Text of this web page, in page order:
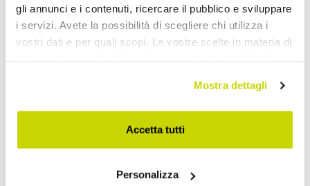
gli annunci e i contenuti, ricercare il pubblico e sviluppare
i servizi. Avete la possibilità di scegliere chi utilizza i
vostri dati e per quali scopi. Le vostre scelte in materia di
modificare o revocare il proprio consenso in qualsiasi
momento dalla Dichiarazione sui cookie o facendo clic
sull'icona di attivazione della privacy.
raccogliere informazioni sulla tua posizione
Mostra dettagli
Accetta tutti
Personalizza